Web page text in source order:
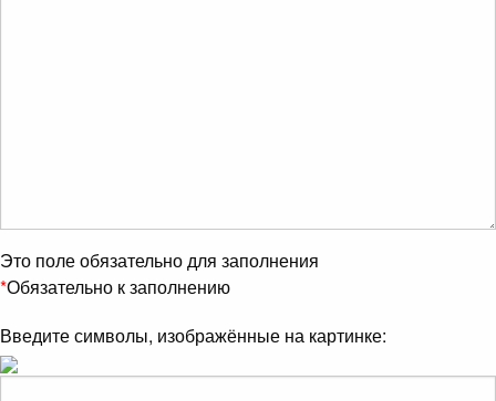
Это поле обязательно для заполнения
*Обязательно к заполнению
Введите символы, изображённые на картинке: